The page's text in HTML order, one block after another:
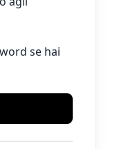
se hai